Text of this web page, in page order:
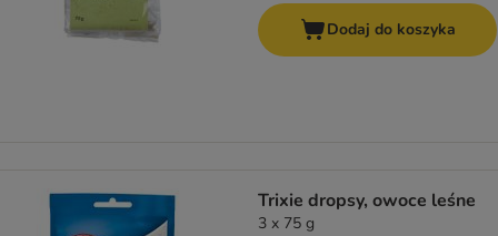
Dodaj do koszyka
Trixie dropsy, owoce leśne
3 x 75 g